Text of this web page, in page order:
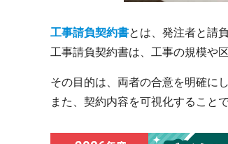
工事請負契約書とは、発注者と請
工事請負契約書は、工事の規模や
その目的は、両者の合意を明確に
また、契約内容を可視化すること